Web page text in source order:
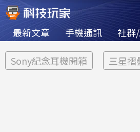
最新文章 手機通訊 社群
Sony紀念耳機開箱 三星摺